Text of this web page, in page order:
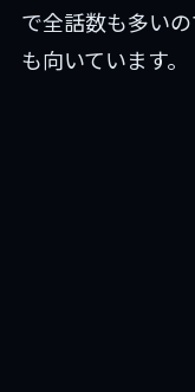
で全話数も多い
も向いています。